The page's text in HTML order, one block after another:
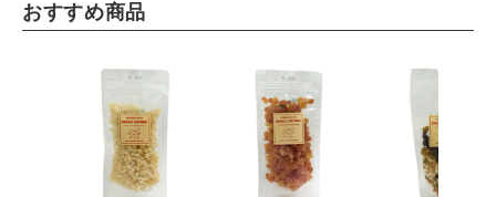
おすすめ商品